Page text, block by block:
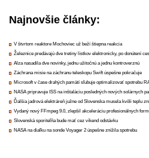
Najnovšie články:
V štvrtom reaktore Mochoviec už beží štiepna reakcia
Železnice predávajú dve tretiny lístkov elektronicky, po donútení
Alza nasadila dve novinky, jednu užitočnú a jednu kontroverznú
Záchrana misie na záchranu teleskopu Swift úspešne pokračuje
Microsoft v čase drahých pamätí sľubuje optimalizovať spotrebu
NASA pripravuje ISS na inštaláciu posledných nových solárnych
Ďalšia jadrová elektráreň južne od Slovenska musela kvôli teplu
Vydaný nový FFmpeg 9.0, zlepšil akceleráciu profesionálnych
Slovenská sporiteľňa bude mať cez víkend odstávku
NASA na diaľku na sonde Voyager 2 úspešne znížila spotrebu